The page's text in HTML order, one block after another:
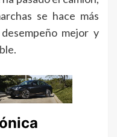
se hace más
mejor y